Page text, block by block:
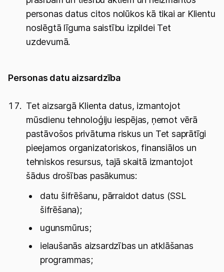
personas datus citos nolūkos kā tikai ar Klientu
noslēgtā līguma saistību izpildei Tet
uzdevumā.
Personas datu aizsardzība
Tet aizsargā Klienta datus, izmantojot
mūsdienu tehnoloģiju iespējas, ņemot vērā
pastāvošos privātuma riskus un Tet saprātīgi
pieejamos organizatoriskos, finansiālos un
tehniskos resursus, tajā skaitā izmantojot
šādus drošības pasākumus:
datu šifrēšanu, pārraidot datus (SSL
šifrēšana);
ugunsmūrus;
ielaušanās aizsardzības un atklāšanas
programmas;